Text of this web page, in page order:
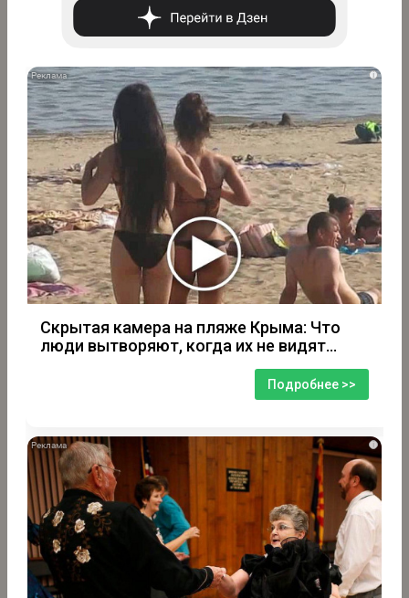
i
Скрытая камера на пляже Крыма: Что
люди вытворяют, когда их не видят...
Подробнее >>
i